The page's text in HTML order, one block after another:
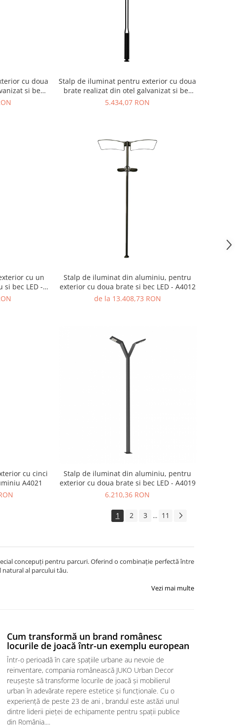
cu doua
si bec
Stalp de iluminat pentru exterior cu doua
brate realizat din otel galvanizat si bec
LED - A4038
5.434,07 RON
cu un
bec LED -
Stalp de iluminat din aluminiu, pentru
exterior cu doua brate si bec LED - A4012
de la 13.408,73 RON
cu cinci
A4021
Stalp de iluminat din aluminiu, pentru
exterior cu doua brate si bec LED - A4019
6.210,36 RON
1 2 3 ... 11
concepuți pentru parcuri. Oferind o combinație perfectă între
natural al parcului tău.
Vezi mai multe
Cum transformă un brand românesc
locurile de joacă într-un exemplu european
Într-o perioadă în care spațiile urbane au nevoie de
reinventare, compania românească JUKO Urban Decor
reușește să transforme locurile de joacă și mobilierul
urban în adevărate repere estetice și funcționale. Cu o
experiență de peste 23 de ani , brandul este astăzi unul
dintre liderii pieței de echipamente pentru spații publice
din România....